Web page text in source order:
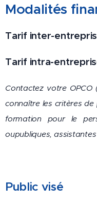
Modalités
Tarif inter-
Tarif intra-
Contactez votre OPCO
connaître les critères
formation pour le
oupubliques,
Public visé